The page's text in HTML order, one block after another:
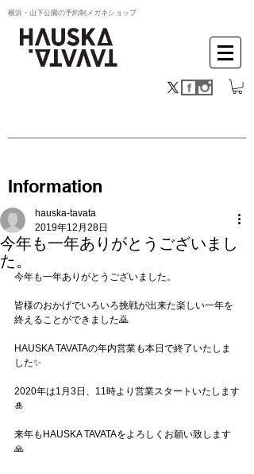
横浜・山下公園の予約制メガネショップ
Information
今年も一年ありがとうございまし
た。
hauska-tavata
2019年12月28日
今年も一年ありがとうございました。
皆様のおかげでいろいろ挑戦が出来た楽しい一年を
終えることができました🙇
HAUSKA TAVATAの年内営業も本日で終了いたしま
した✨
2020年は1月3日、11時より営業スタートいたします
🎍
来年もHAUSKA TAVATAをよろしくお願い致します
🙏